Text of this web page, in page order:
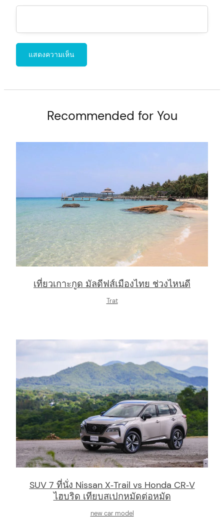
Recommended for You
เที่ยวเกาะกูด มัลดีฟส์เมืองไทย ช่วงไหนดี
Trat
SUV 7 ที่นั่ง Nissan X‑Trail vs Honda CR‑V
ไฮบริด เทียบสเปกหมัดต่อหมัด
new car model